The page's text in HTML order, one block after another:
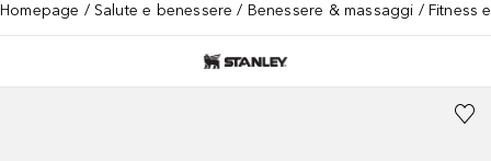
Homepage Salute e benessere Benessere & massaggi Fitness